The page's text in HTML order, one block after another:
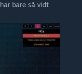
bare så vidt